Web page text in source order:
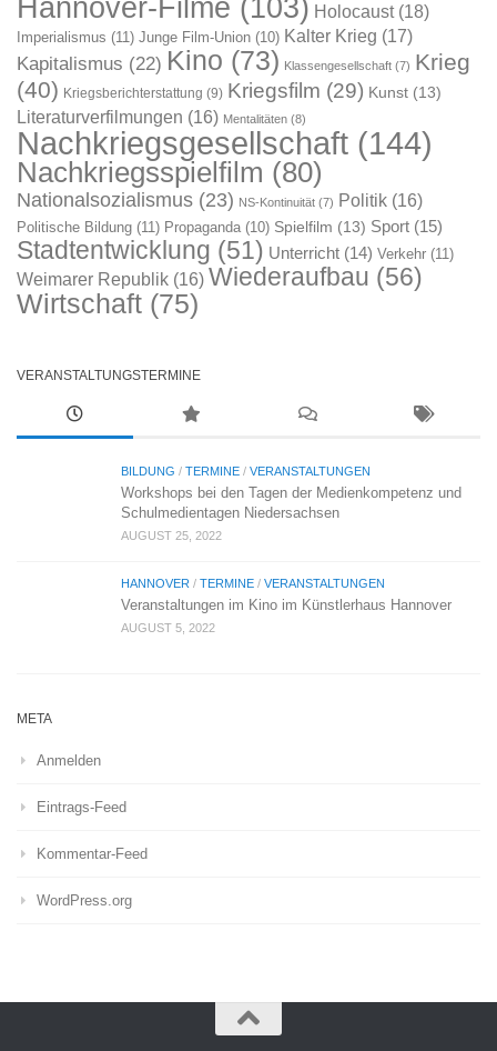
Hannover-Filme (103) Holocaust(18)
Imperialismus (11) Junge Film-Union (10) Kalter Krieg (17)
Kapitalismus (22) Kino (73) Klassengesellschaft (7) Krieg
(40) Kriegsberichterstattung (9) Kriegsfilm (29) Kunst (13)
Literaturverfilmungen (16) Mentalitäten (8)
Nachkriegsgesellschaft (144)
Nachkriegsspielfilm (80)
Nationalsozialismus (23) NS-Kontinuität (7) Politik (16)
Politische Bildung (11) Propaganda (10) Spielfilm (13) Sport (15)
Stadtentwicklung (51) Unterricht (14) Verkehr (11)
Weimarer Republik (16) Wiederaufbau (56)
Wirtschaft (75)
VERANSTALTUNGSTERMINE
BILDUNG / TERMINE / VERANSTALTUNGEN
Workshops bei den Tagen der Medienkompetenz und
Schulmedientagen Niedersachsen
AUGUST 25, 2022
HANNOVER / TERMINE / VERANSTALTUNGEN
Veranstaltungen im Kino im Künstlerhaus Hannover
AUGUST 5, 2022
META
Anmelden
Eintrags-Feed
Kommentar-Feed
WordPress.org